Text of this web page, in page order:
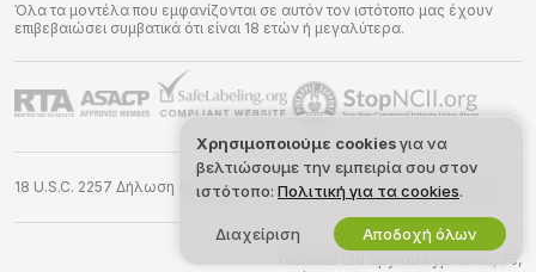
Όλα τα μοντέλα που εμφανίζονται σε αυτόν τον ιστότοπο μας έχουν
επιβεβαιώσει συμβατικά ότι είναι 18 ετών ή μεγαλύτερα.
18 U.S.C. 2257 Δήλωση συμμόρφωσης απαιτήσεων τήρησης αρχείων
Χρησιμοποιούμε cookiesγια να
βελτιώσουμε την εμπειρία σου στον
ιστότοπο: Πολιτική για τα cookies.
Διαχείριση Αποδοχή όλων